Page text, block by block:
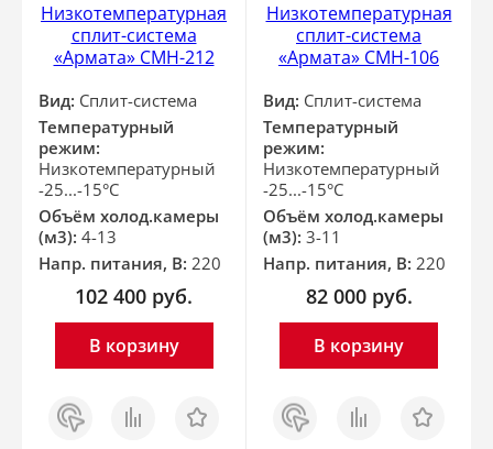
Низкотемпературная
сплит-система
«Армата» СМН-212
Вид: Сплит-система
Температурный
режим:
Низкотемпературный
-25...-15°С
Объём холод.камеры
(м3): 4-13
Напр. питания, В: 220
102 400 руб.
В корзину
Заказ
в 1
клик
Сравнить Отложить
Низкотемпературная
сплит-система
«Армата» СМН-106
Вид: Сплит-система
Температурный
режим:
Низкотемпературный
-25...-15°С
Объём холод.камеры
(м3): 3-11
Напр. питания, В: 220
82 000 руб.
В корзину
Заказ
в 1
клик
Сравнить Отложить